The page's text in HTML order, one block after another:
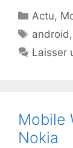
Actu,
android,
Laisser
Mobile
Nokia